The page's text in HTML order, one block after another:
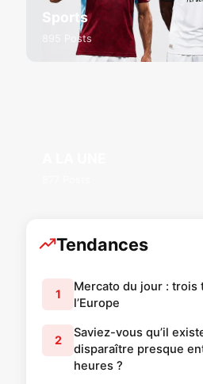
Sports
895 Posts
Tendances
1
Mercato du jour :
l’Europe
2
Saviez-vous qu’il
disparaître presque
heures ?